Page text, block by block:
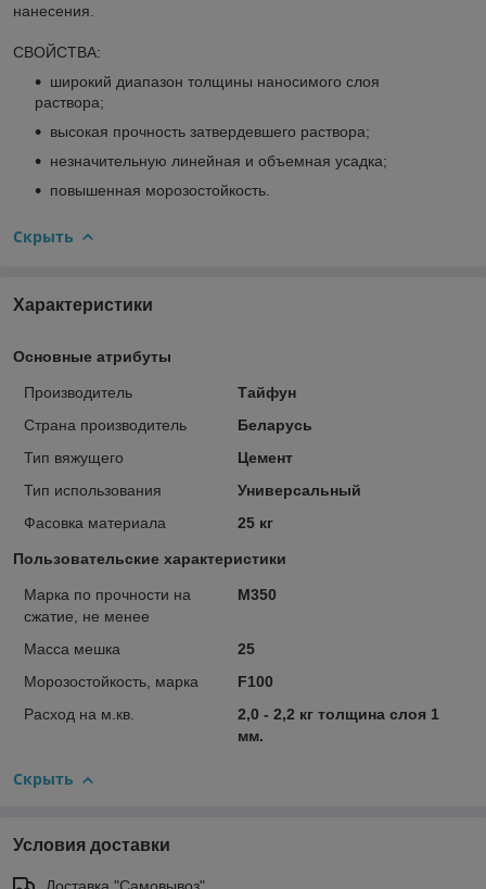
нанесения.
СВОЙСТВА:
широкий диапазон толщины наносимого слоя
раствора;
высокая прочность затвердевшего раствора;
незначительную линейная и объемная усадка;
повышенная морозостойкость.
Скрыть
Характеристики
Основные атрибуты
Производитель
Тайфун
Страна производитель
Беларусь
Тип вяжущего
Цемент
Тип использования
Универсальный
Фасовка материала
25 кг
Пользовательские характеристики
Марка по прочности на
сжатие, не менее
М350
Масса мешка
25
Морозостойкость, марка
F100
Расход на м.кв.
2,0 - 2,2 кг толщина слоя 1
мм.
Скрыть
Условия доставки